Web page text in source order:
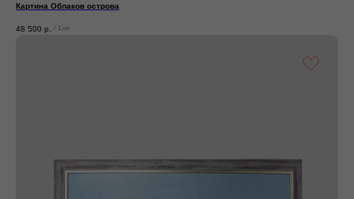
Картина Облаков острова
48 500 р. / 1 шт